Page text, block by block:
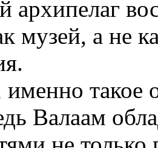
архипелаг
музей, а не
такое
Валаам